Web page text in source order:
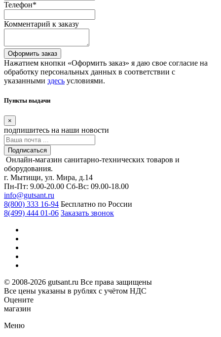
Телефон*
Комментарий к заказу
Оформить заказ
Нажатием кнопки «Оформить заказ» я даю свое согласие на
обработку персональных данных в соответствии с
указанными здесь условиями.
Пункты выдачи
×
подпишитесь на наши новости
Подписаться
Онлайн-магазин санитарно-технических товаров и
оборудования.
г. Мытищи, ул. Мира, д.14
Пн-Пт: 9.00-20.00 Сб-Вс: 09.00-18.00
info@gutsant.ru
8(800) 333 16-94 Бесплатно по России
8(499) 444 01-06 Заказать звонок
© 2008-2026 gutsant.ru Все права защищены
Все цены указаны в рублях с учётом НДС
Оцените
магазин
Меню